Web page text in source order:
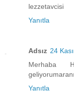
lezzetavcisi
Yanıtla
Adsız 24
Merhaba
Yanıtla